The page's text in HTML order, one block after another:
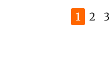
1 2 3